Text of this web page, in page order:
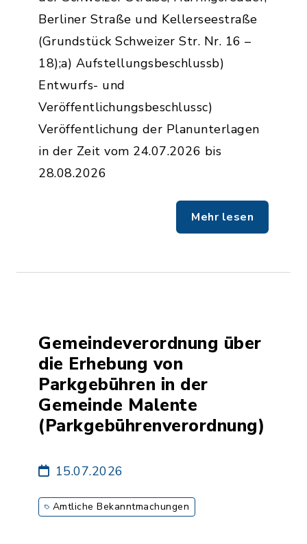
Berliner Straße und Kellerseestraße
(Grundstück Schweizer Str. Nr. 16 –
18);a) Aufstellungsbeschlussb)
Entwurfs- und
Veröffentlichungsbeschlussc)
Veröffentlichung der Planunterlagen
in der Zeit vom 24.07.2026 bis
28.08.2026
Mehr lesen
Gemeindeverordnung über
die Erhebung von
Parkgebühren in der
Gemeinde Malente
(Parkgebührenverordnung)
15.07.2026
Amtliche Bekanntmachungen